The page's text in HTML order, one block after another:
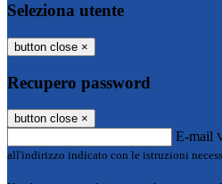
Seleziona utente
button close ×
Recupero password
button close ×
E-mail
all'indirizzo indicato con le istruzioni